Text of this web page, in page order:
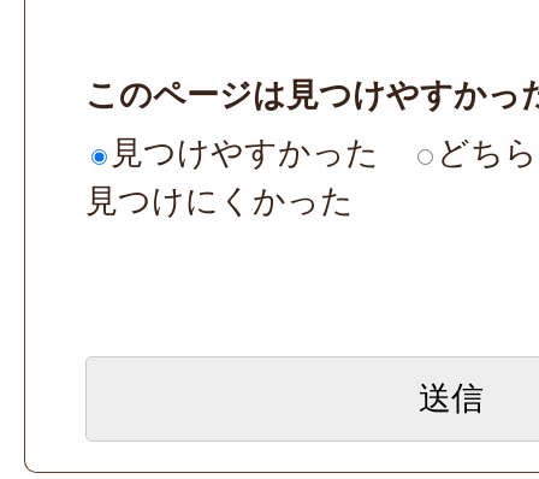
このページは見つけやすかっ
見つけやすかった
どち
見つけにくかった